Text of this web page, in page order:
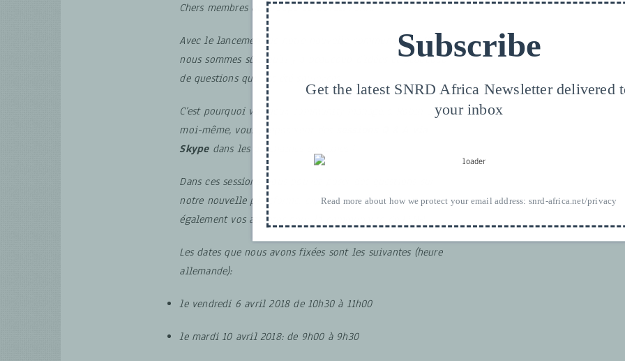
Chers membres du groupe de travail FSNR,
Avec le lancement de notre nouvelle communauté d’IDA,
nous sommes sûrs qu’il y a beaucoup d’idées et beaucoup
de questions qui ont été soulevées.
C’est pourquoi vos deux community managers, Robin et
moi-même, vous proposeront des
Skypedans les prochaines semaines !
Dans ces sessions, vous pouvez poser des questions sur
notre nouvelle plateforme, exprimer vos souhaits et
également vos attentes pour la communauté de FSNR.
Les dates que nous avons fixées sont les suivantes (heure
allemande):
le vendredi 6 avril 2018 de 10h30 à 11h00
le mardi 10 avril 2018: de 9h00 à 9h30
Subscribe
Get the latest SNRD Africa Newsletter delivered
your inbox
Read more about how we protect your email address: snrd-africa.net/privacy